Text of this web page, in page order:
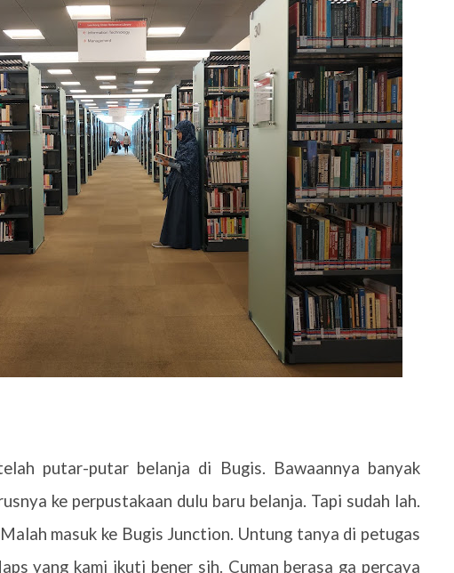
putar-putar belanja di Bugis. Bawaannya banyak
ke perpustakaan dulu baru belanja. Tapi sudah lah.
masuk ke Bugis Junction. Untung tanya di petugas
yang kami ikuti bener sih. Cuman berasa ga percaya